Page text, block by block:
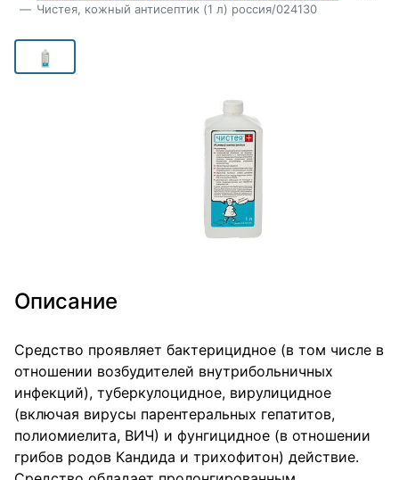
— Чистея, кожный антисептик (1 л) россия/024130
Описание
Средство проявляет бактерицидное (в том числе в
отношении возбудителей внутрибольничных
инфекций), туберкулоцидное, вирулицидное
(включая вирусы парентеральных гепатитов,
полиомиелита, ВИЧ) и фунгицидное (в отношении
грибов родов Кандида и трихофитон) действие.